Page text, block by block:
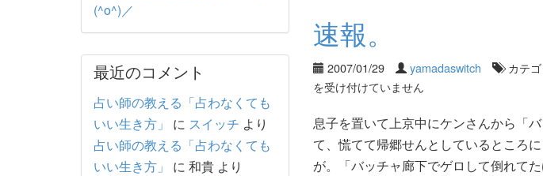
速報。
2007/01/29 yamadaswitch カテゴ
を受け付けていません
息子を置いて上京中にケンさんから「
て、慌てて帰郷せんとしているところ
が。「バッチャ廊下でゲロして倒れて
(^o^)／
最近のコメント
占い師の教える「占わなくても
いい生き方」
に スイッチ より
占い師の教える「占わなくても
いい生き方」
に 和貴 より